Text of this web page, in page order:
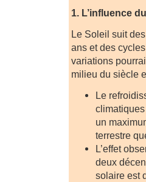
1. L’influence
Le Soleil suit
ans et des
variations
milieu du siècle
Le
un
terrestre
L’effet
deux
solaire est